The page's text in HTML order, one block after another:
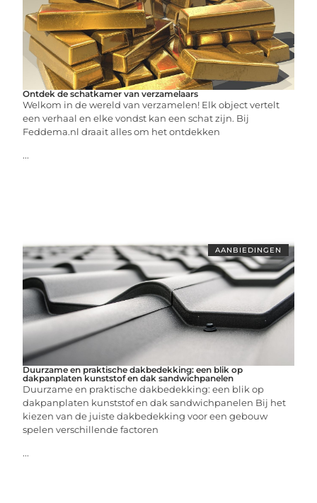
Ontdek de schatkamer van verzamelaars
Welkom in de wereld van verzamelen! Elk object vertelt
een verhaal en elke vondst kan een schat zijn. Bij
Feddema.nl draait alles om het ontdekken
...
AANBIEDINGEN
Duurzame en praktische dakbedekking: een blik op
dakpanplaten kunststof en dak sandwichpanelen
Duurzame en praktische dakbedekking: een blik op
dakpanplaten kunststof en dak sandwichpanelen Bij het
kiezen van de juiste dakbedekking voor een gebouw
spelen verschillende factoren
...